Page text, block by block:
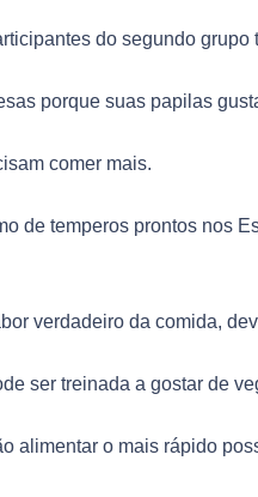
do segundo
porque suas papilas
comer mais.
de temperos prontos nos
verdadeiro da comida,
ser treinada a gostar de
alimentar o mais rápido